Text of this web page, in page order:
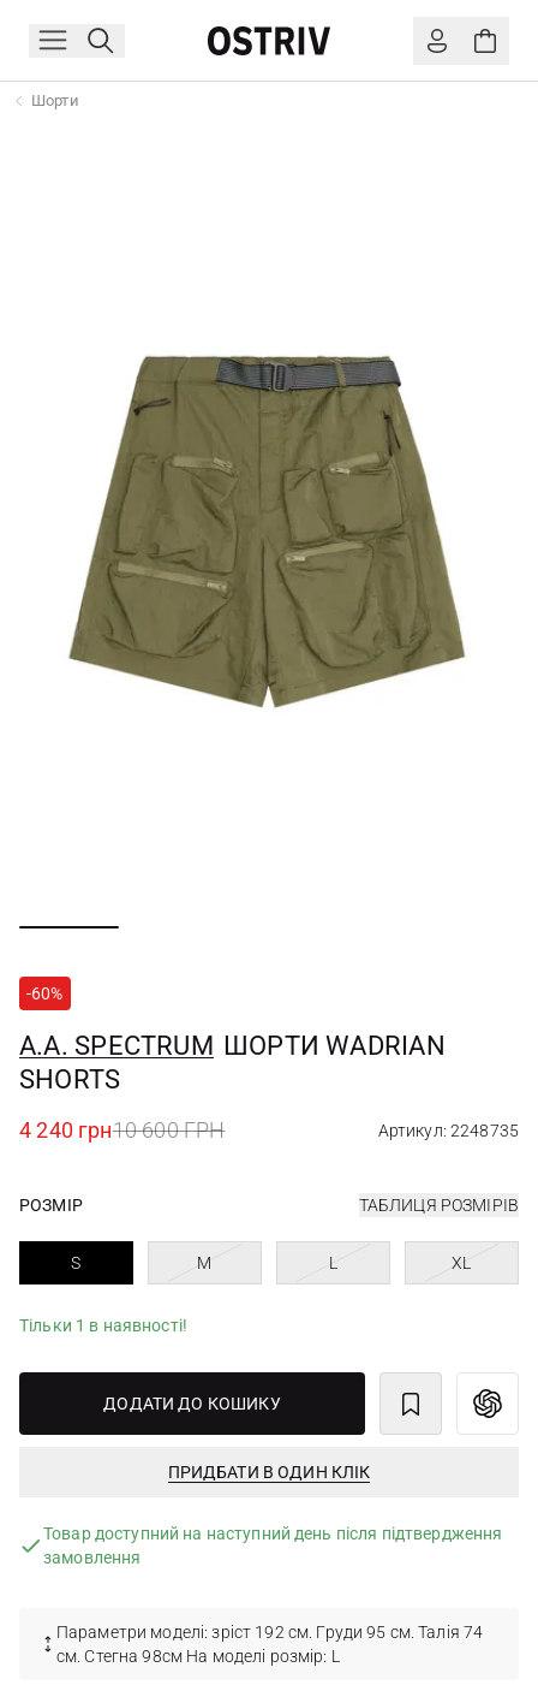
Шорти
-60%
A.A. SPECTRUM ШОРТИ WADRIAN
SHORTS
4 240 грн10 600 ГРН Артикул: 2248735
РОЗМІР ТАБЛИЦЯ РОЗМІРІВ
S M L XL
Тільки 1 в наявності!
ДОДАТИ ДО КОШИКУ
ПРИДБАТИ В ОДИН КЛІК
Товар доступний на наступний день після підтвердження
замовлення
Параметри моделі: зріст 192 см. Груди 95 см. Талія 74
см. Стегна 98см На моделі розмір: L